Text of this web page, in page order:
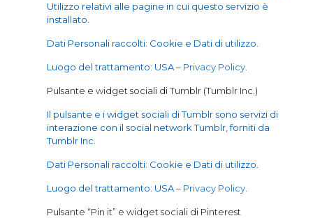
Utilizzo relativi alle pagine in cui questo servizio è
installato.
Dati Personali raccolti: Cookie e Dati di utilizzo.
Luogo del trattamento: USA – Privacy Policy.
Pulsante e widget sociali di Tumblr (Tumblr Inc.)
Il pulsante e i widget sociali di Tumblr sono servizi di
interazione con il social network Tumblr, forniti da
Tumblr Inc.
Dati Personali raccolti: Cookie e Dati di utilizzo.
Luogo del trattamento: USA – Privacy Policy.
Pulsante “Pin it” e widget sociali di Pinterest